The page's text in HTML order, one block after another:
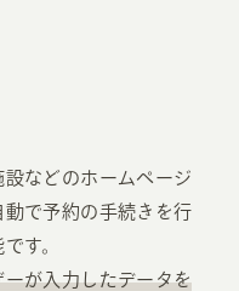
などのホームページ
で予約の手続きを行
す。
が入力したデータを